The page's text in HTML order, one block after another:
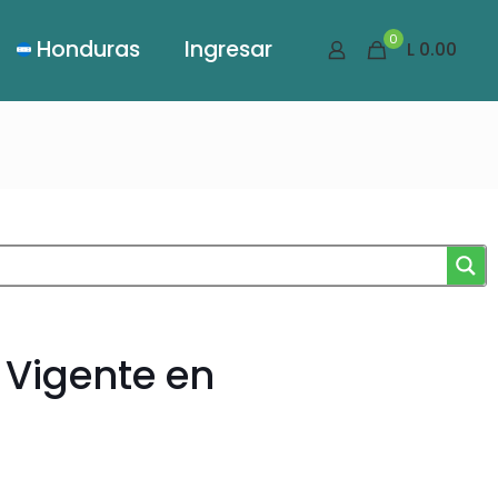
Honduras Ingresar 0 L 0.00
en